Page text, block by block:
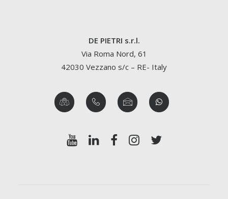
DE PIETRI s.r.l.
Via Roma Nord, 61
42030 Vezzano s/c – RE- Italy